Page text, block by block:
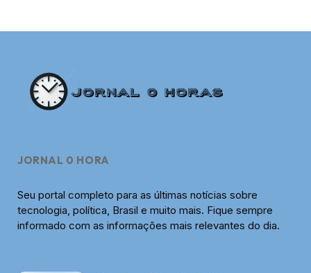
JORNAL 0 HORA
Seu portal completo para as últimas notícias sobre
tecnologia, política, Brasil e muito mais. Fique sempre
informado com as informações mais relevantes do dia.